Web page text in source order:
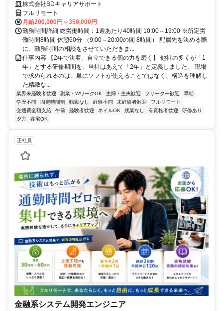
株式会社SDキャリアサポート
フルリモート
月給200,000円～350,000円
勤務時間詳細 総労働時間：1週あたり40時間 10:00～19:00 ※所定労
働時間8時間 休憩60分 （9:00～20:00の間 8時間） 配属先を決める際
に、勤務時間の相談をさせていただきま...
仕事内容 【2年で決着、自立できる個の力を磨く】 他社の多くが「1
年」とする研修期間を、当社はあえて「2年」と定義しました。 現場
で求められるのは、単にソフトが使えることではなく、構造を理解し
た精緻な...
業界未経験者歓迎 副業・WワークOK 主婦・主夫歓迎 フリーター歓迎
早朝
学歴不問
固定時間制 転勤なし 経験不問 未経験者歓迎
フルリモート
交通費全額支給
午前 経験者歓迎 ネイルOK 残業なし 有資格者歓迎
研修あり
夕方
在宅OK
正社員
金融系システム開発エンジニア